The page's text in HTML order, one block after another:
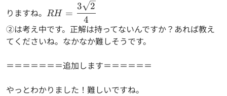
りますね。 \dfrac{3\sqrt{2}}
{4}
RH =
4
3 2
②は考え中です。正解は持ってないんですか？あれば教え
てくださいね。なかなか難しそうです。
＝＝＝＝＝＝＝追加します＝＝＝＝＝＝
やっとわかりました！難しいですね。